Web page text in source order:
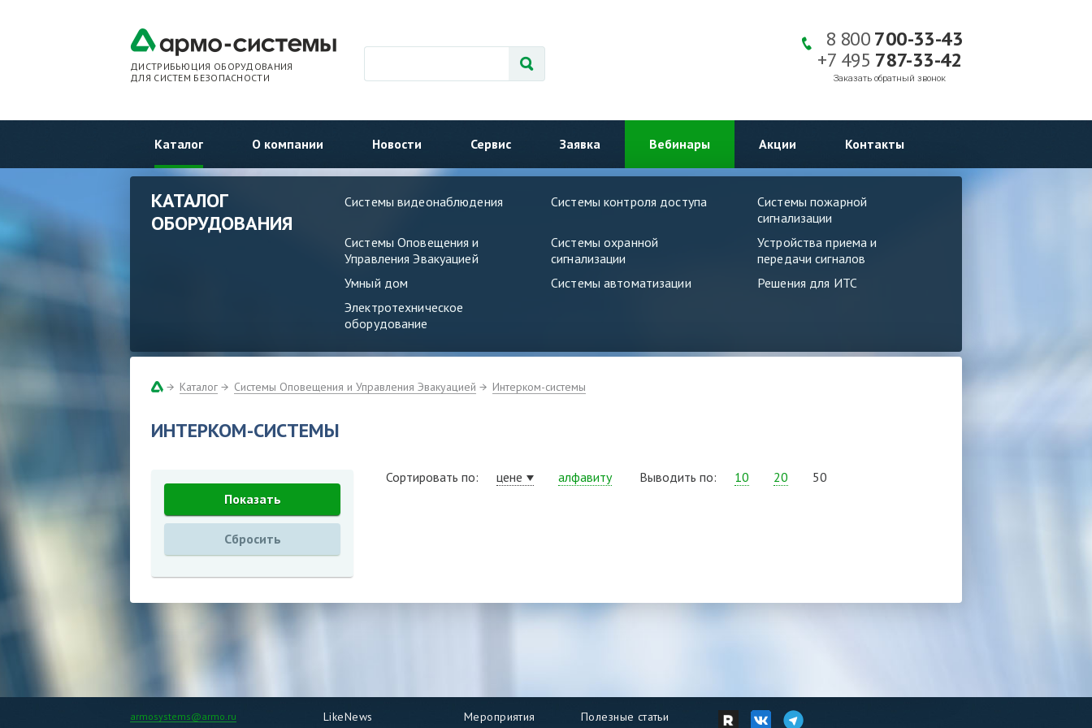
ДИСТРИБЬЮЦИЯ ОБОРУДОВАНИЯ
ДЛЯ СИСТЕМ БЕЗОПАСНОСТИ
8 800700-33-43
+7 495 787-33-42
Заказать обратный звонок
Каталог О компании Новости Сервис Заявка Вебинары Акции Контакты
КАТАЛОГ
ОБОРУДОВАНИЯ
Системы видеонаблюдения Системы контроля доступа
Системы пожарной
сигнализации
Системы Оповещения и
Управления Эвакуацией
Системы охранной
сигнализации
Устройства приема и
передачи сигналов
Умный дом
Системы автоматизации
Решения для ИТС
Электротехническое
оборудование
Каталог Системы Оповещения и Управления Эвакуацией Интерком-системы
ИНТЕРКОМ-СИСТЕМЫ
Сортировать по: цене алфавиту Выводить по: 10 20 50
armosystems@armo.ru LikeNews Мероприятия Полезные статьи